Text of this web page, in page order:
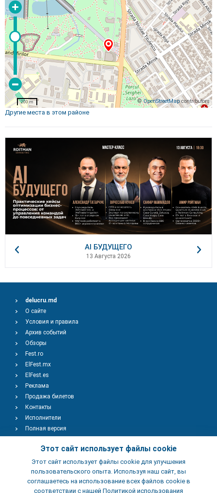
©OpenStreetMapcontributors
200 m
Другие места в этом районе
AI БУДУЩЕГО
13 Августа 2026
Этот сайт использует файлы cookie
Этот сайт использует файлы cookie для улучшения
пользовательского опыта. Используя наш сайт, вы
соглашаетесь на использование всех файлов cookie в
соответствии с нашей Политикой использования
delucru.md
О сайте
Условия и правила
Архив событий
Обзоры
Fest.ro
ElFest.mx
ElFest.es
Реклама
Продажа билетов
Контакты
Исполнители
Полная версия
Добавить Событие